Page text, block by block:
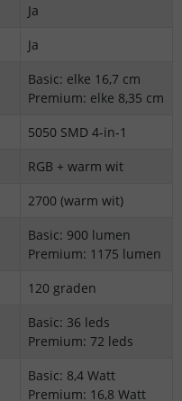
Ja
Ja
Basic: elke 16,7 cm
Premium: elke 8,35 cm
5050 SMD 4-in-1
RGB + warm wit
2700 (warm wit)
Basic: 900 lumen
Premium: 1175 lumen
120 graden
Basic: 36 leds
Premium: 72 leds
Basic: 8,4 Watt
Premium: 16,8 Watt